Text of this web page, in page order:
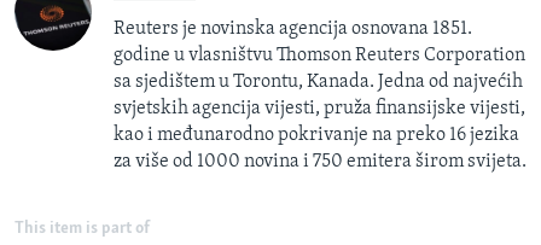
Reuters je novinska agencija osnovana 1851.
godine u vlasništvu Thomson Reuters Corporation
sa sjedištem u Torontu, Kanada. Jedna od najvećih
svjetskih agencija vijesti, pruža finansijske vijesti,
kao i međunarodno pokrivanje na preko 16 jezika
za više od 1000 novina i 750 emitera širom svijeta.
This item is part of